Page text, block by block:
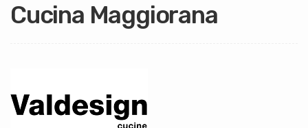
Cucina Maggiorana